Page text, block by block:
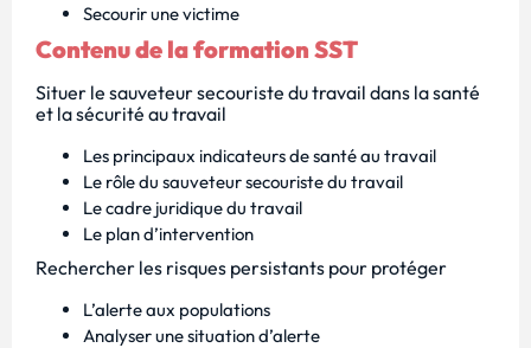
Secourir une victime
Contenu de la formation SST
Situer le sauveteur secouriste du travail dans la santé
et la sécurité au travail
Les principaux indicateurs de santé au travail
Le rôle du sauveteur secouriste du travail
Le cadre juridique du travail
Le plan d’intervention
Rechercher les risques persistants pour protéger
L’alerte aux populations
Analyser une situation d’alerte